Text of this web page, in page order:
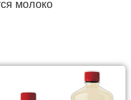
молоко